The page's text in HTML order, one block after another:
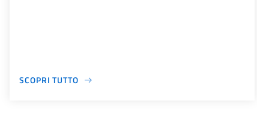
SCOPRI TUTTO